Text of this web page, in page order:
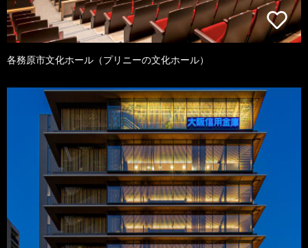
各務原市文化ホール（プリニーの文化ホール）